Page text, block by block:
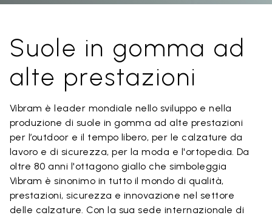
Suole in gomma ad
alte prestazioni
Vibram è leader mondiale nello sviluppo e nella
produzione di suole in gomma ad alte prestazioni
per l’outdoor e il tempo libero, per le calzature da
lavoro e di sicurezza, per la moda e l'ortopedia. Da
oltre 80 anni l'ottagono giallo che simboleggia
Vibram è sinonimo in tutto il mondo di qualità,
prestazioni, sicurezza e innovazione nel settore
delle calzature. Con la sua sede internazionale di